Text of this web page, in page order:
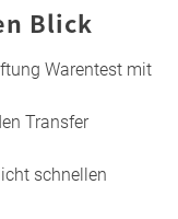
Blick
Warentest mit
Transfer
schnellen